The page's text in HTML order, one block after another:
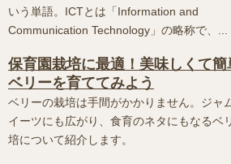
いう単語。ICTとは「Information and
Communication Technology」の略称で、...
保育園栽培に最適！美味しくて簡
ベリーを育ててみよう
ベリーの栽培は手間がかかりません。ジャ
イーツにも広がり、食育のネタにもなるベ
培について紹介します。